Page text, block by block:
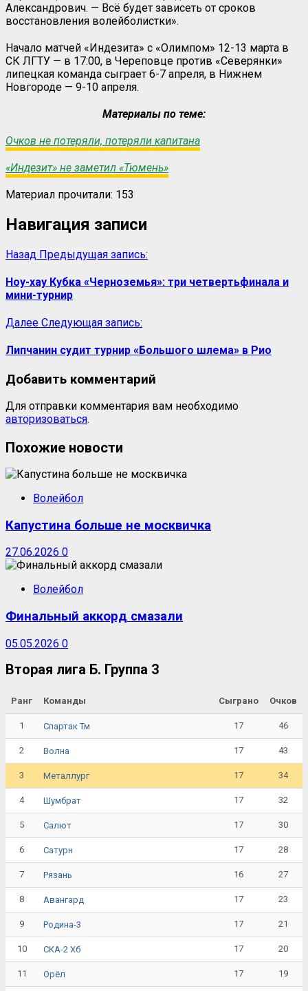
Александрович. — Всё будет зависеть от сроков
восстановления волейболистки».
Начало матчей «Индезита» с «Олимпом» 12-13 марта в
СК ЛГТУ — в 17:00, в Череповце против «Северянки»
липецкая команда сыграет 6-7 апреля, в Нижнем
Новгороде — 9-10 апреля.
Материалы по теме:
Очков не потеряли, потеряли капитана
«Индезит» не заметил «Тюмень»
Материал прочитали: 153
Навигация записи
Назад Предыдущая запись:
Ноу-хау Кубка «Черноземья»: три четвертьфинала и
мини-турнир
Далее Следующая запись:
Липчанин судит турнир «Большого шлема» в Рио
Добавить комментарий
Для отправки комментария вам необходимо
авторизоваться.
Похожие новости
Волейбол
Капустина больше не москвичка
27.06.2026 0
Волейбол
Финальный аккорд смазали
05.05.2026 0
Вторая лига Б. Группа 3
Ранг Команды Сыграно Очков
1 Спартак Тм 17 46
2 Волна 17 43
3 Металлург 17 34
4 Шумбрат 17 32
5 Салют 17 30
6 Сатурн 17 28
7 Рязань 16 27
8 Авангард 17 23
9 Родина-3 17 21
10 СКА-2 Хб 17 20
11 Орёл 17 19